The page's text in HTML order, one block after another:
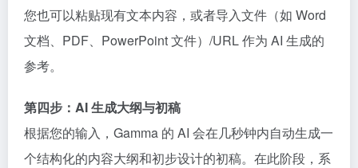
您也可以粘贴现有文本内容，或者导入文件（如 Word
文档、PDF、PowerPoint 文件）/URL 作为 AI 生成的
参考。
第四步：AI 生成大纲与初稿
根据您的输入，Gamma 的 AI 会在几秒钟内自动生成一
个结构化的内容大纲和初步设计的初稿。在此阶段，系